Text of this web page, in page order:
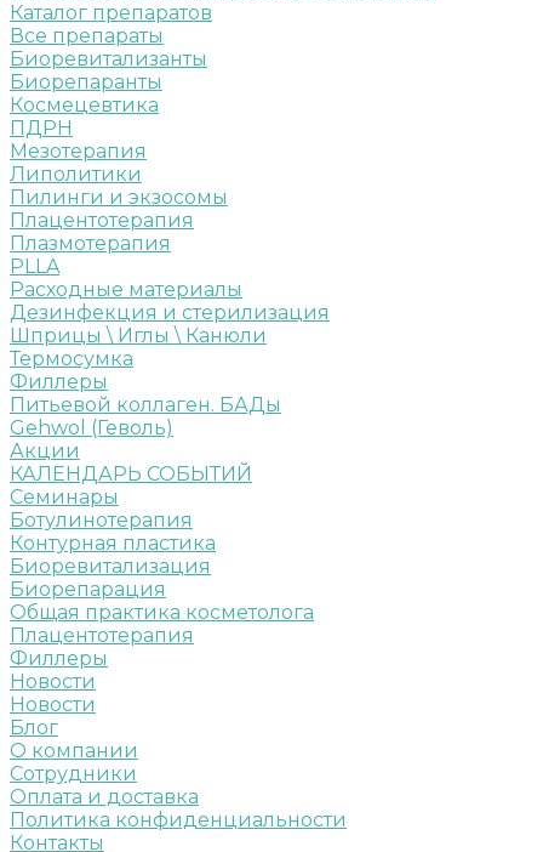
Каталог препаратов
Все препараты
Биоревитализанты
Биорепаранты
Космецевтика
ПДРН
Мезотерапия
Липолитики
Пилинги и экзосомы
Плацентотерапия
Плазмотерапия
PLLA
Расходные материалы
Дезинфекция и стерилизация
Шприцы \ Иглы \ Канюли
Термосумка
Филлеры
Питьевой коллаген. БАДы
Gehwol (Геволь)
Акции
КАЛЕНДАРЬ СОБЫТИЙ
Семинары
Ботулинотерапия
Контурная пластика
Биоревитализация
Биорепарация
Общая практика косметолога
Плацентотерапия
Филлеры
Новости
Новости
Блог
О компании
Сотрудники
Оплата и доставка
Политика конфиденциальности
Контакты